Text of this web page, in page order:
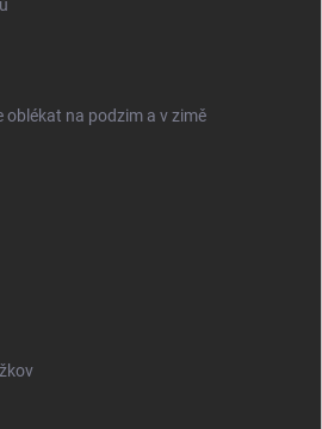
na podzim a v zimě